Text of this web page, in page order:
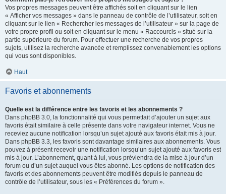
Vos propres messages peuvent être affichés soit en cliquant sur le lien
« Afficher vos messages » dans le panneau de contrôle de l’utilisateur, soit en
cliquant sur le lien « Rechercher les messages de l’utilisateur » sur la page de
votre propre profil ou soit en cliquant sur le menu « Raccourcis » situé sur la
partie supérieure du forum. Pour effectuer une recherche de vos propres
sujets, utilisez la recherche avancée et remplissez convenablement les options
qui vous sont disponibles.
Haut
Favoris et abonnements
Quelle est la différence entre les favoris et les abonnements ?
Dans phpBB 3.0, la fonctionnalité qui vous permettait d’ajouter un sujet aux
favoris était similaire à celle présente dans votre navigateur internet. Vous ne
receviez aucune notification lorsqu’un sujet ajouté aux favoris était mis à jour.
Dans phpBB 3.3, les favoris sont davantage similaires aux abonnements. Vous
pouvez à présent recevoir une notification lorsqu’un sujet ajouté aux favoris est
mis à jour. L’abonnement, quant à lui, vous préviendra de la mise à jour d’un
forum ou d’un sujet auquel vous êtes abonné. Les options de notification des
favoris et des abonnements peuvent être modifiés depuis le panneau de
contrôle de l’utilisateur, sous les « Préférences du forum ».